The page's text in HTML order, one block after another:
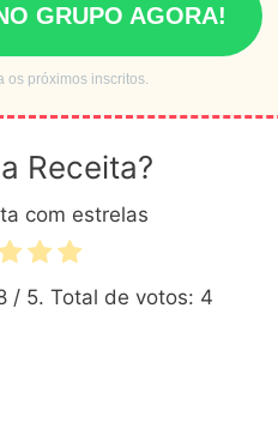
GRUPO AGORA!
os próximos inscritos.
Receita?
com estrelas
/ 5. Total de votos: 4